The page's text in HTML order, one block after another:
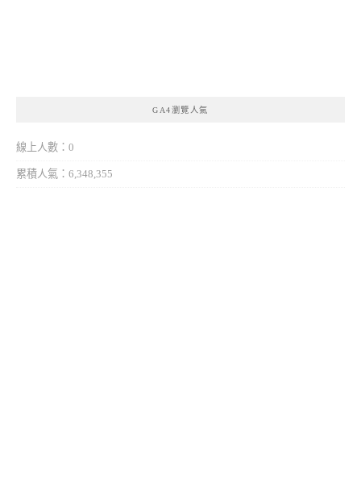
GA4瀏覽人氣
線上人數：0
累積人氣：6,348,355